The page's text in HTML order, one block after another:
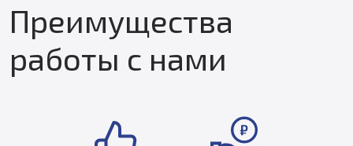
Преимущества
работы с нами